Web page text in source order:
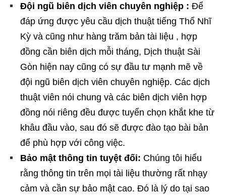
Đội ngũ biên dịch viên chuyên nghiệp : Để
đáp ứng được yêu cầu dịch thuật tiếng Thổ Nhĩ
Kỳ và cũng như hàng trăm bản tài liệu , hợp
đồng cần biên dịch mỗi tháng, Dịch thuật Sài
Gòn hiện nay cũng có sự đầu tư mạnh mẽ về
đội ngũ biên dịch viên chuyên nghiệp. Các dịch
thuật viên nói chung và các biên dịch viên hợp
đồng nói riêng đều được tuyển chọn khắt khe từ
khâu đầu vào, sau đó sẽ được đào tạo bài bản
để phù hợp với công việc.
Bảo mật thông tin tuyệt đối: Chúng tôi hiểu
rằng thông tin trên mọi tài liệu thường rất nhạy
cảm và cần sự bảo mật cao. Đó là lý do tại sao